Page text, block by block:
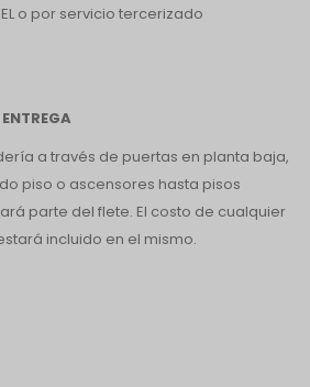
o por servicio tercerizado
a través de puertas en planta baja,
piso o ascensores hasta pisos
parte del flete. El costo de cualquier
incluido en el mismo.